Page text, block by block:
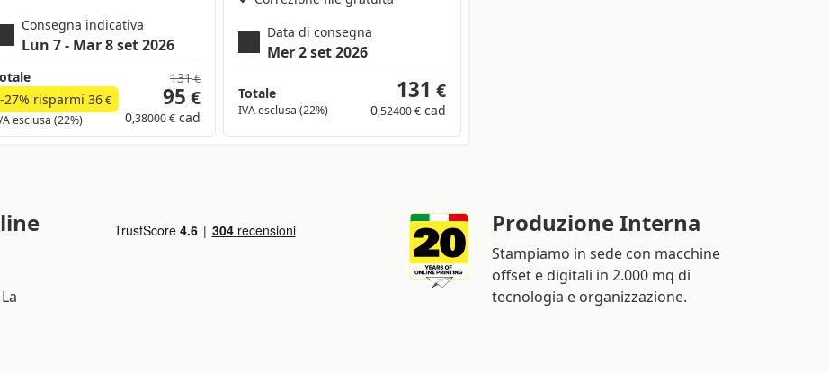
Consegna indicativa
Lun 7 - Mar 8 set 2026
-27% risparmi 36€
esclusa (22%)
131€
95 €
0,38000 € cad
Data di consegna
Mer 2 set 2026
Totale
IVA esclusa (22%)
131 €
0,52400 € cad
Produzione Interna
Stampiamo in sede con macchine
offset e digitali in 2.000 mq di
tecnologia e organizzazione.